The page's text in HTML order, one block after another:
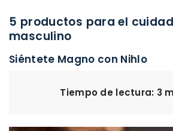
5 productos para el
masculino
Siéntete Magno con Nihlo
Tiempo de lectura: 3